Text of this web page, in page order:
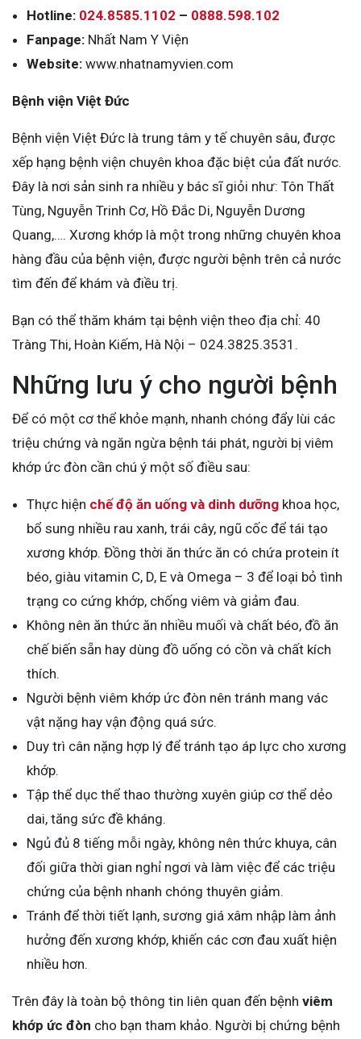
Hotline: 024.8585.1102 – 0888.598.102
Fanpage: Nhất Nam Y Viện
Website: www.nhatnamyvien.com
Bệnh viện Việt Đức
Bệnh viện Việt Đức là trung tâm y tế chuyên sâu, được
xếp hạng bệnh viện chuyên khoa đặc biệt của đất nước.
Đây là nơi sản sinh ra nhiều y bác sĩ giỏi như: Tôn Thất
Tùng, Nguyễn Trinh Cơ, Hồ Đắc Di, Nguyễn Dương
Quang,…. Xương khớp là một trong những chuyên khoa
hàng đầu của bệnh viện, được người bệnh trên cả nước
tìm đến để khám và điều trị.
Bạn có thể thăm khám tại bệnh viện theo địa chỉ: 40
Tràng Thi, Hoàn Kiếm, Hà Nội – 024.3825.3531.
Những lưu ý cho người bệnh
Để có một cơ thể khỏe mạnh, nhanh chóng đẩy lùi các
triệu chứng và ngăn ngừa bệnh tái phát, người bị viêm
khớp ức đòn cần chú ý một số điều sau:
Thực hiện chế độ ăn uống và dinh dưỡng khoa học,
bổ sung nhiều rau xanh, trái cây, ngũ cốc để tái tạo
xương khớp. Đồng thời ăn thức ăn có chứa protein ít
béo, giàu vitamin C, D, E và Omega – 3 để loại bỏ tình
trạng co cứng khớp, chống viêm và giảm đau.
Không nên ăn thức ăn nhiều muối và chất béo, đồ ăn
chế biến sẵn hay dùng đồ uống có cồn và chất kích
thích.
Người bệnh viêm khớp ức đòn nên tránh mang vác
vật nặng hay vận động quá sức.
Duy trì cân nặng hợp lý để tránh tạo áp lực cho xương
khớp.
Tập thể dục thể thao thường xuyên giúp cơ thể dẻo
dai, tăng sức đề kháng.
Ngủ đủ 8 tiếng mỗi ngày, không nên thức khuya, cân
đối giữa thời gian nghỉ ngơi và làm việc để các triệu
chứng của bệnh nhanh chóng thuyên giảm.
Tránh để thời tiết lạnh, sương giá xâm nhập làm ảnh
hưởng đến xương khớp, khiến các cơn đau xuất hiện
nhiều hơn.
Trên đây là toàn bộ thông tin liên quan đến bệnh viêm
khớp ức đòn cho bạn tham khảo. Người bị chứng bệnh